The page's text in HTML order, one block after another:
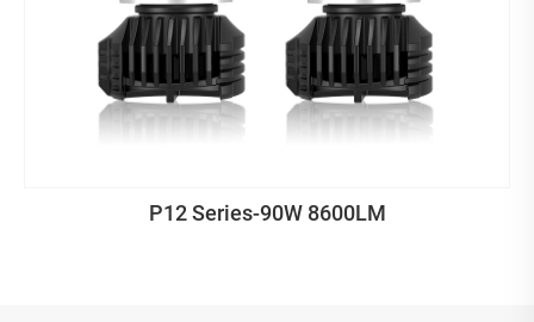
P12 Series-90W 8600LM